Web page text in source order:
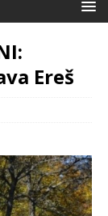
Ereš